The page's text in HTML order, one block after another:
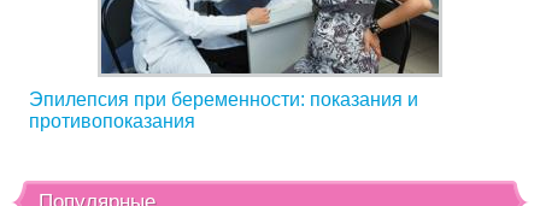
Эпилепсия при беременности: показания и
противопоказания
Популярные